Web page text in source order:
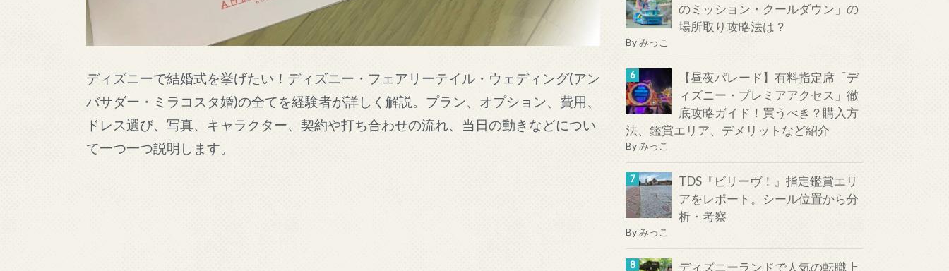
ディズニーで結婚式を挙げたい！ディズニー・フェアリーテイル・ウェディング(アン
バサダー・ミラコスタ婚)の全てを経験者が詳しく解説。プラン、オプション、費用、
ドレス選び、写真、キャラクター、契約や打ち合わせの流れ、当日の動きなどについ
て一つ一つ説明します。
のミッション・クールダウン」の
場所取り攻略法は？
Byみっこ
【昼夜パレード】有料指定席「デ
ィズニー・プレミアアクセス」徹
底攻略ガイド！買うべき？購入方
法、鑑賞エリア、デメリットなど紹介
Byみっこ
TDS『ビリーヴ！』指定鑑賞エリ
アをレポート。シール位置から分
析・考察
Byみっこ
ディズニーランドで人気の転職上